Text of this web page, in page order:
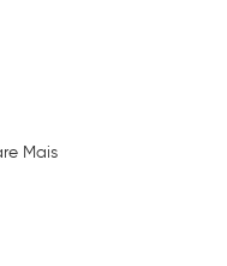
Mais